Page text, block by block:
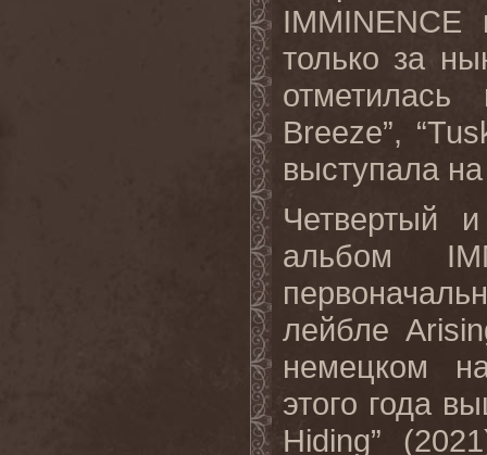
только за
Breeze”,
выступала
Четвертый
альбом
лейбле
немецком
этого года
Hiding”